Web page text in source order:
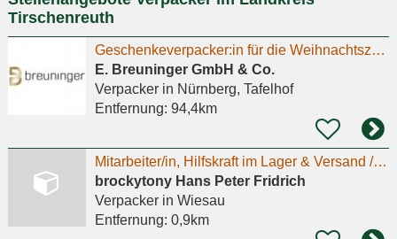
Tirschenreuth
Geschenkeverpacker:in für die Weihnachtszeit in Teilzeit
E. Breuninger GmbH & Co.
Verpackerin Nürnberg, Tafelhof
Entfernung: 94,4km
Mitarbeiter/in, Hilfskraft im Lager & Versand / Picker & Packer (m/w/d) im Onlinehandel
brockytony Hans Peter Fridrich
Verpackerin Wiesau
Entfernung: 0,9km